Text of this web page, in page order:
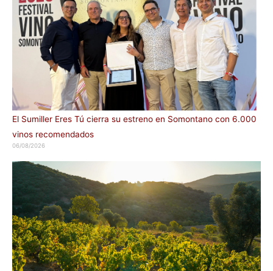
El Sumiller Eres Tú cierra su estreno en Somontano con 6.000
vinos recomendados
06/08/2026